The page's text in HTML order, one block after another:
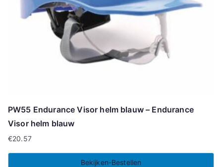
PW55 Endurance Visor helm blauw – Endurance
Visor helm blauw
€20.57
Bekijken-Bestellen